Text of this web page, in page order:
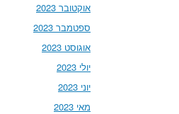
אוקטובר 2023
ספטמבר 2023
אוגוסט 2023
יולי 2023
יוני 2023
מאי 2023